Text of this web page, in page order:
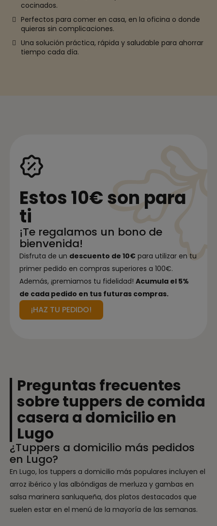
cocinados.
Perfectos para comer en casa, en la oficina o donde
quieras sin complicaciones.
Una solución práctica, rápida y saludable para ahorrar
tiempo cada día.
Estos 10€ son para
ti
¡Te regalamos un bono de
bienvenida!
Disfruta de un descuento de 10€ para utilizar en tu
primer pedido en compras superiores a 100€.
Además, ¡premiamos tu fidelidad! Acumula el 5%
de cada pedido en tus futuras compras.
¡HAZ TU PEDIDO!
Preguntas frecuentes
sobre tuppers de comida
casera a domicilio en
Lugo
¿Tuppers a domicilio más pedidos
en Lugo?
En Lugo, los tuppers a domicilio más populares incluyen el
arroz ibérico y las albóndigas de merluza y gambas en
salsa marinera sanluqueña, dos platos destacados que
suelen estar en el menú de la mayoría de las semanas.